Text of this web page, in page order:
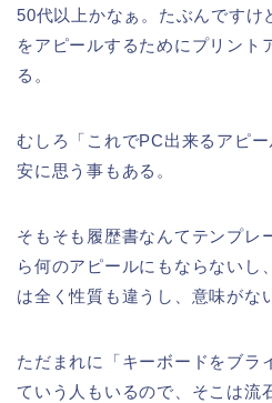
50代以上かなぁ。たぶんですけ
をアピールするためにプリント
る。
むしろ「これでPC出来るアピ
安に思う事もある。
そもそも履歴書なんてテンプレ
ら何のアピールにもならないし
は全く性質も違うし、意味がな
ただまれに「キーボードをブラ
ていう人もいるので、そこは流